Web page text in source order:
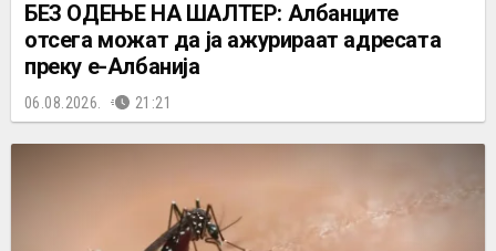
БЕЗ ОДЕЊЕ НА ШАЛТЕР: Албанците
отсега можат да ја ажурираат адресата
преку е-Албанија
06.08.2026. 21:21